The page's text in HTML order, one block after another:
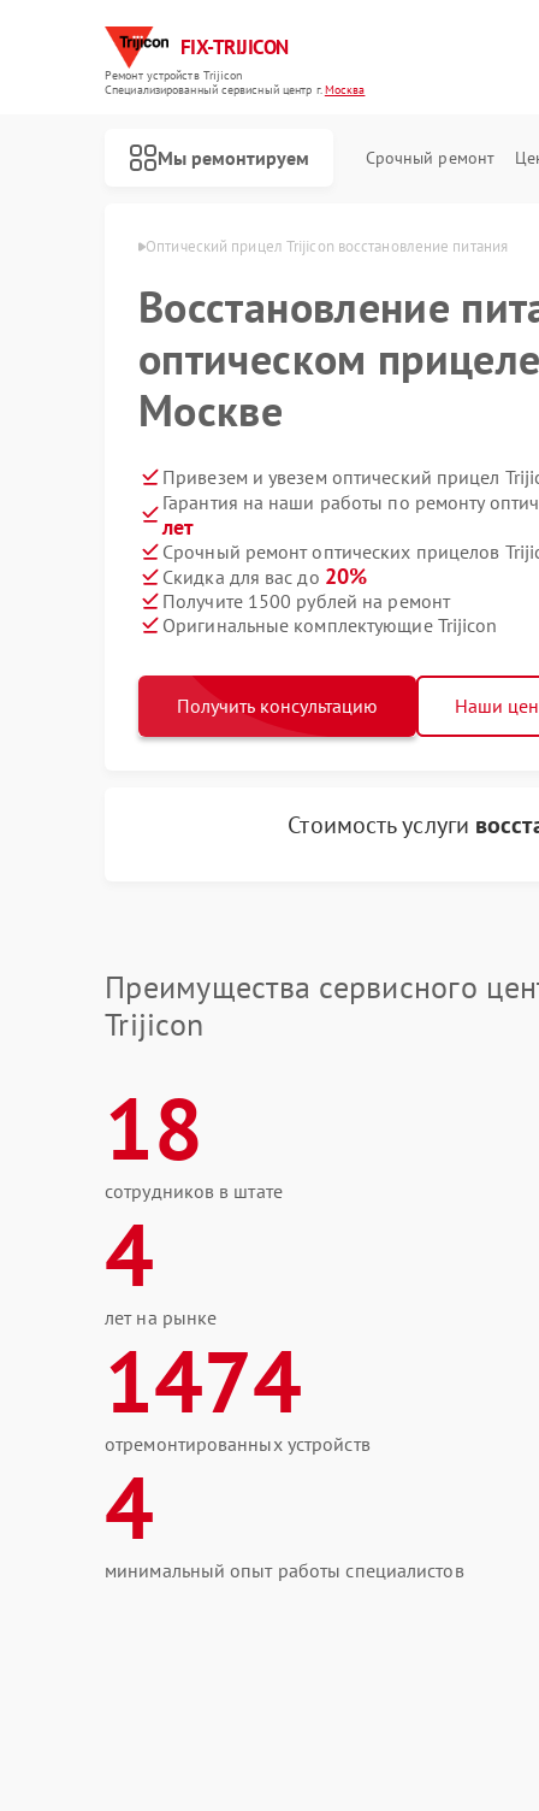
FIX-TRIJICON
Ремонт устройств Trijicon
Специализированный cервисный центр г.Москва
Мы ремонтируем Срочный ремонт
Trijicon в Москве Оптический прицел Trijicon восстановление питания
Восстановление
оптическом
Москве
Привезем и увезем оптический прицел
Гарантия на наши работы по ремонту
лет
Срочный ремонт оптических прицелов
Скидка для вас до 20%
Получите 1500 рублей на ремонт
Оригинальные комплектующие Trijicon
Получить консультацию Наши
Стоимость услуги
Преимущества сервисного
Trijicon
18
сотрудников в штате
4
лет на рынке
1474
отремонтированных устройств
4
минимальный опыт работы специалистов